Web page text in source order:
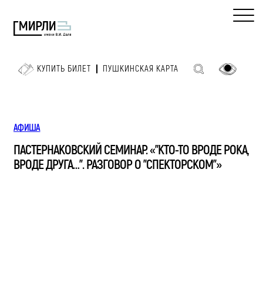
КУПИТЬ БИЛЕТ ПУШКИНСКАЯ КАРТА
АФИША
ПАСТЕРНАКОВСКИЙ СЕМИНАР. «"КТО-ТО ВРОДЕ РОКА,
ВРОДЕ ДРУГА…". РАЗГОВОР О "СПЕКТОРСКОМ"»